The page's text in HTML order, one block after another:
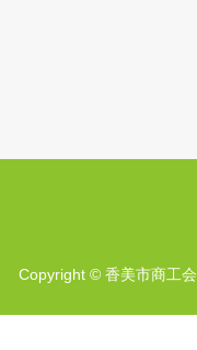
Copyright © 香美市商工会